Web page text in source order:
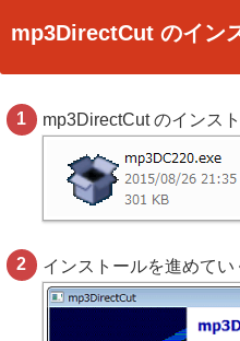
mp3DirectCut のイン
mp3DirectCut のインス
インストールを進めて